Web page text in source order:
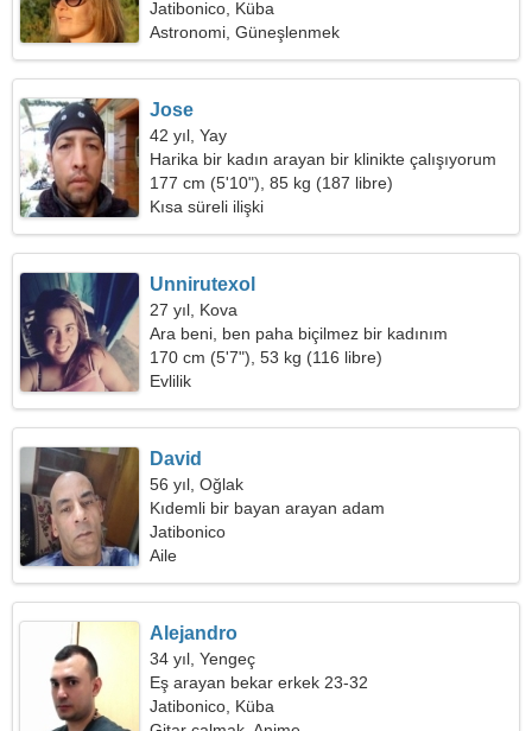
Jatibonico, Küba
Astronomi, Güneşlenmek
Jose
42 yıl, Yay
Harika bir kadın arayan bir klinikte çalışıyorum
177 cm (5'10"), 85 kg (187 libre)
Kısa süreli ilişki
Unnirutexol
27 yıl, Kova
Ara beni, ben paha biçilmez bir kadınım
170 cm (5'7"), 53 kg (116 libre)
Evlilik
David
56 yıl, Oğlak
Kıdemli bir bayan arayan adam
Jatibonico
Aile
Alejandro
34 yıl, Yengeç
Eş arayan bekar erkek 23-32
Jatibonico, Küba